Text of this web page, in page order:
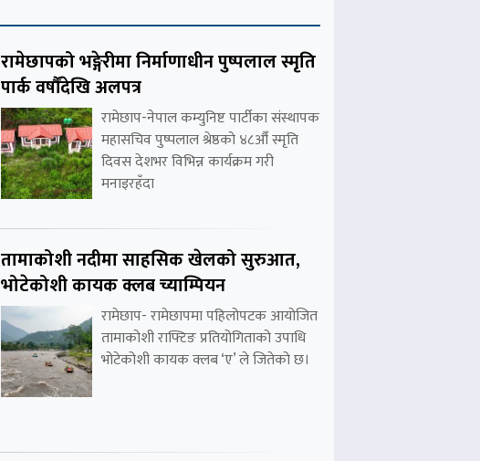
रामेछापको भङ्गेरीमा निर्माणाधीन पुष्पलाल स्मृति
पार्क वर्षौंदेखि अलपत्र
रामेछाप-नेपाल कम्युनिष्ट पार्टीका संस्थापक
महासचिव पुष्पलाल श्रेष्ठको ४८औँ स्मृति
दिवस देशभर विभिन्न कार्यक्रम गरी
मनाइरहँदा
तामाकोशी नदीमा साहसिक खेलको सुरुआत,
भोटेकोशी कायक क्लब च्याम्पियन
रामेछाप- रामेछापमा पहिलोपटक आयोजित
तामाकोशी राफ्टिङ प्रतियोगिताको उपाधि
भोटेकोशी कायक क्लब ‘ए’ ले जितेको छ।